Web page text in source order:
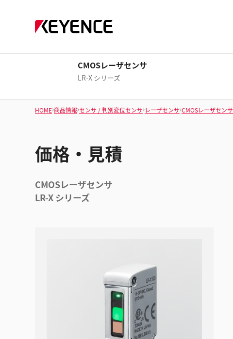
CMOSレーザセンサ
LR-X シリーズ
HOME 商品情報 センサ / 判別変位センサ レーザセンサ CMOSレーザセンサ
価格・見積
CMOSレーザセンサ
LR-X シリーズ